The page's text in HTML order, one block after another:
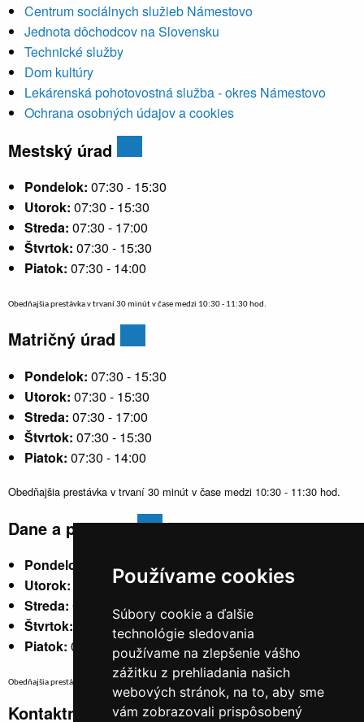
Používame cookies
Súbory cookie a ďalšie
technológie sledovania
používame na zlepšenie vášho
zážitku z prehliadania našich
webových stránok, na to, aby sme
vám zobrazovali prispôsobený
Centrum sociálnych služieb Námestovo
Jednota dôchodcov na Slovensku
Technické služby
Dom kultúry
Lekárenská pohotovostná služba - okres Námestovo
Ochrana osobných údajov a cookies
Mestský úrad
Pondelok: 07:30 - 15:30
Utorok: 07:30 - 15:30
Streda: 07:30 - 17:00
Štvrtok: 07:30 - 15:30
Piatok: 07:30 - 14:00
Obedňajšia prestávka v trvaní 30 minút v čase medzi 10:30 - 11:30 hod.
Matričný úrad
Pondelok: 07:30 - 15:30
Utorok: 07:30 - 15:30
Streda: 07:30 - 17:00
Štvrtok: 07:30 - 15:30
Piatok: 07:30 - 14:00
Obedňajšia prestávka v trvaní 30 minút v čase medzi 10:30 - 11:30 hod.
Dane a poplatky
Pondelok:
07:30 - 15:30
Utorok:
nestránkový
Streda: 07:30 - 17:00
Štvrtok:
nestránkový
Piatok: 07:30 - 14:00
Obedňajšia prestávka v trvaní 30 minút v čase medzi 10:30 - 11:30 hod.
Kontaktné údaje